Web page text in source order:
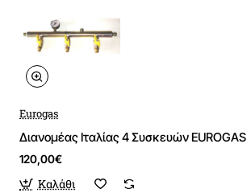
Eurogas
Διανομέας Ιταλίας 4 Συσκευών EUROGAS
120,00€
Καλάθι